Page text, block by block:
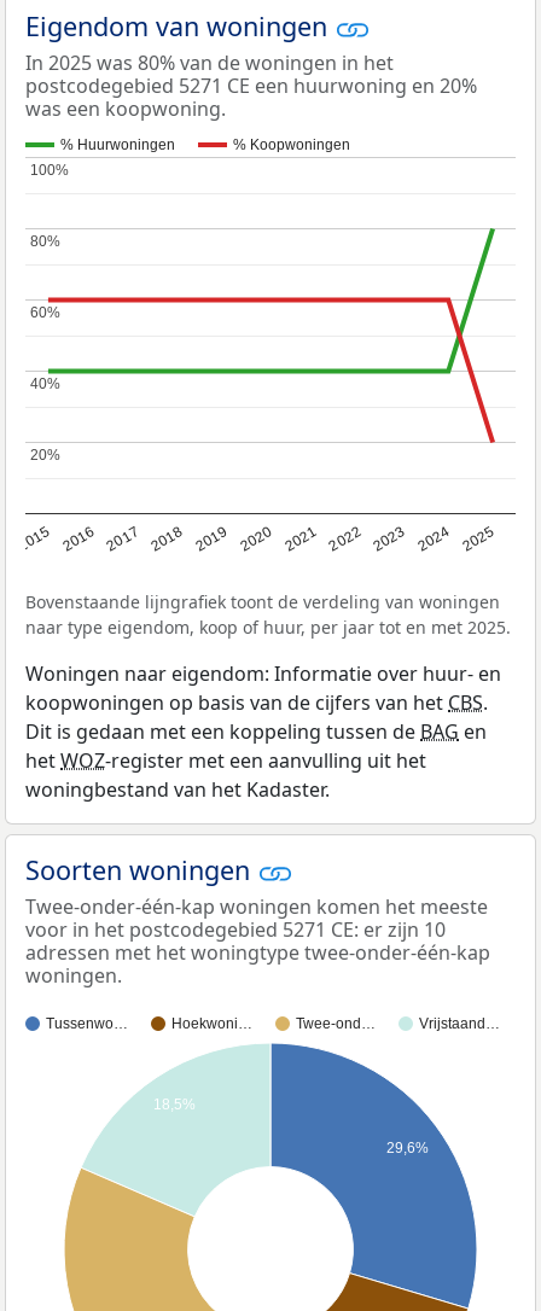
Eigendom van woningen
In 2025 was 80% van de woningen in het
postcodegebied 5271 CE een huurwoning en 20%
was een koopwoning.
% Huurwoningen % Koopwoningen
2015 2016 2017 2018 2019 2020 2021 2022 2023 2024 2025
20%
20%
40%
40%
60%
60%
80%
80%
100%
100%
Bovenstaande lijngrafiek toont de verdeling van woningen
naar type eigendom, koop of huur, per jaar tot en met 2025.
Woningen naar eigendom: Informatie over huur- en
koopwoningen op basis van de cijfers van het CBS.
Dit is gedaan met een koppeling tussen de BAG en
hetWOZ-register met een aanvulling uit het
woningbestand van het Kadaster.
Soorten woningen
Twee-onder-één-kap woningen komen het meeste
voor in het postcodegebied 5271 CE: er zijn 10
adressen met het woningtype twee-onder-één-kap
woningen.
Tussenwo… Hoekwoni… Twee-ond… Vrijstaand…
29,6%
18,5%